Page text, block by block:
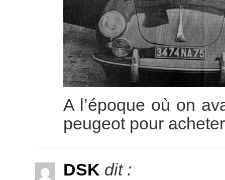
A l’époque où on
peugeot pour
DSK dit :